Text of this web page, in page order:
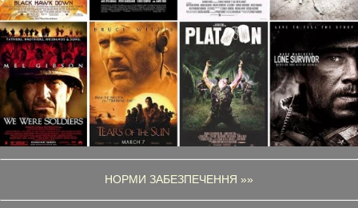
НОРМИ ЗАБЕЗПЕЧЕННЯ »»